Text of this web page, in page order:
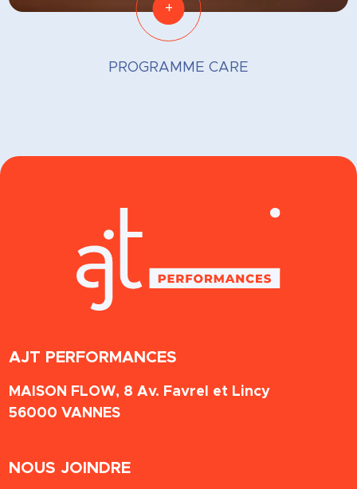
+
PROGRAMME CARE
AJT PERFORMANCES
MAISON FLOW, 8 Av. Favrel et Lincy
56000 VANNES
NOUS JOINDRE